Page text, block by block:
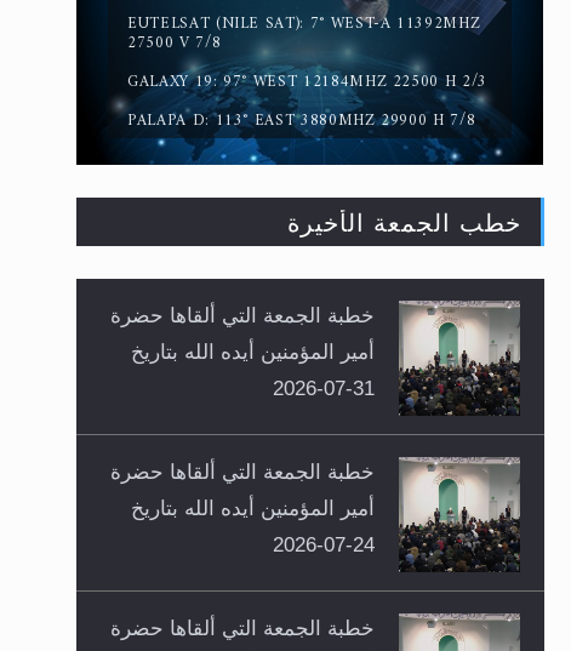
EUTELSAT (NILE SAT): 7° WEST-A 11392MHZ
27500 V 7/8
GALAXY 19: 97° WEST 12184MHZ 22500 H 2/3
PALAPA D: 113° EAST 3880MHZ 29900 H 7/8
خطب الجمعة الأخيرة
خطبة الجمعة التي ألقاها حضرة
أمير المؤمنين أيده الله بتاريخ
31-07-2026
خطبة الجمعة التي ألقاها حضرة
أمير المؤمنين أيده الله بتاريخ
24-07-2026
خطبة الجمعة التي ألقاها حضرة